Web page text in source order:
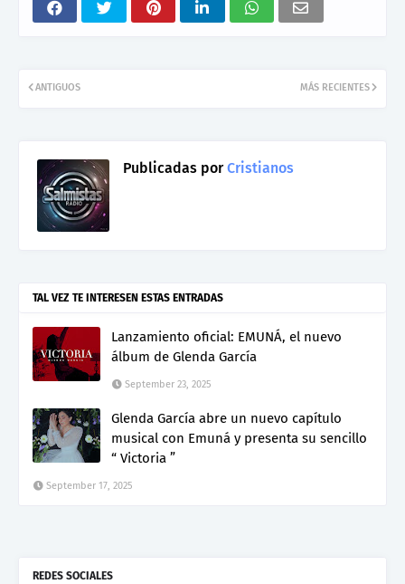
MÁS RECIENTES
ANTIGUOS
Publicadas porCristianos
TAL VEZ TE INTERESEN ESTAS ENTRADAS
Lanzamiento oficial: EMUNÁ, el nuevo
álbum de Glenda García
September 23, 2025
Glenda García abre un nuevo capítulo
musical con Emuná y presenta su sencillo
“ Victoria ”
September 17, 2025
REDES SOCIALES